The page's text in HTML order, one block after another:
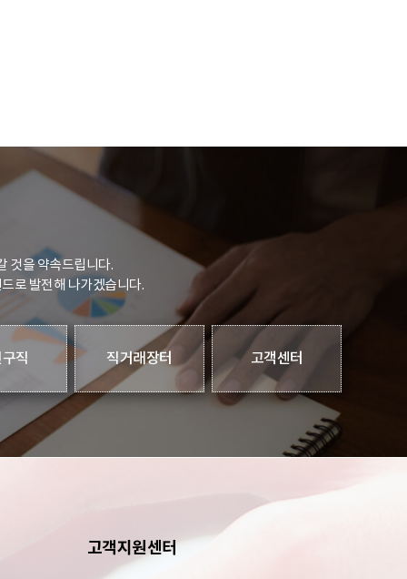
것을 약속드립니다.
로 발전해 나가겠습니다.
직 직거래장터 고객센터
고객지원센터